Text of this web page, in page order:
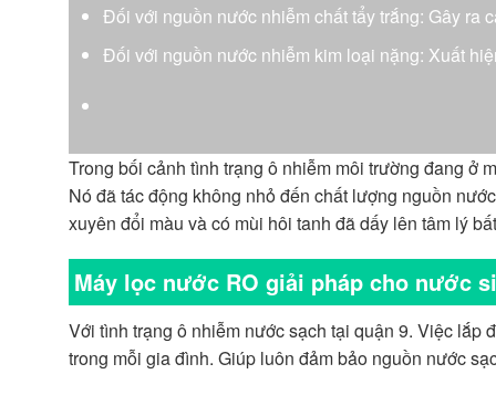
Đối với nguồn nước nhiễm chất tẩy trắng: Gây ra
Đối với nguồn nước nhiễm kim loại nặng: Xuất
Trong bối cảnh tình trạng ô nhiễm môi trường đang ở
Nó đã tác động không nhỏ đến chất lượng nguồn
xuyên đổi màu và có mùi hôi tanh đã dấy lên tâm lý
Máy lọc nước RO giải pháp cho nước
Với tình trạng ô nhiễm nước sạch tại quận 9. Việc lắp
trong mỗi gia đình. Giúp luôn đảm bảo nguồn nước